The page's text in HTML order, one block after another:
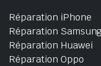
Réparation iPhone
Réparation
Réparation Huawei
Réparation Oppo